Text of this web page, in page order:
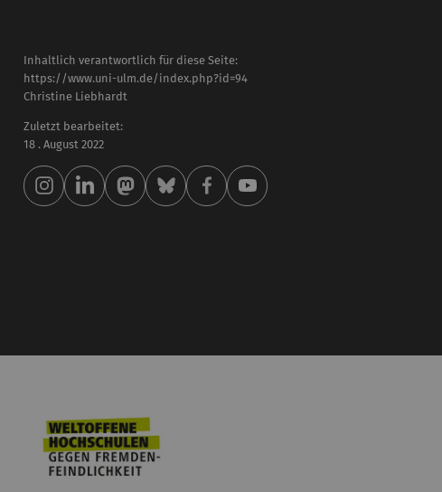
Inhaltlich verantwortlich für diese Seite:
https://www.uni-ulm.de/index.php?id=94
Christine Liebhardt
Zuletzt bearbeitet:
18 . August 2022